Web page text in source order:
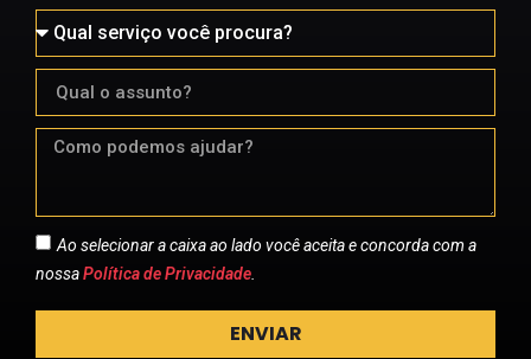
Ao selecionar a caixa ao lado você aceita e concorda com a
nossaPolítica de Privacidade
ENVIAR